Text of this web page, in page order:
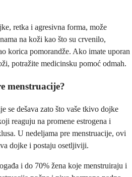
retka i agresivna forma, može
na koži kao što su crvenilo,
korica pomorandže. Ako imate uporan
potražite medicinsku pomoć odmah.
menstruacije?
se dešava zato što vaše tkivo dojke
reaguju na promene estrogena i
U nedeljama pre menstruacije, ovi
dojke i postaju osetljiviji.
i do 70% žena koje menstruiraju i